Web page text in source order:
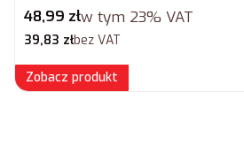
Cena brutto
48,99 złw tym 23% VAT
Cena netto
39,83 złbez VAT
Zobacz produkt